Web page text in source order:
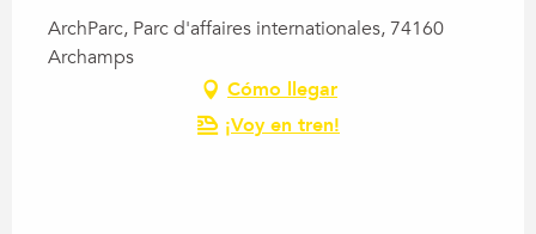
ArchParc, Parc d'affaires internationales, 74160
Archamps
Cómo llegar
¡Voy en tren!